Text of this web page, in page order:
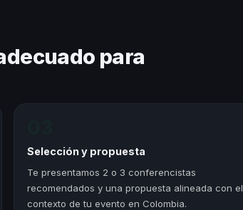
para
Selección y propuesta
Te presentamos 2 o 3 conferencistas
recomendados y una propuesta alineada con el
contexto de tu evento en Colombia.